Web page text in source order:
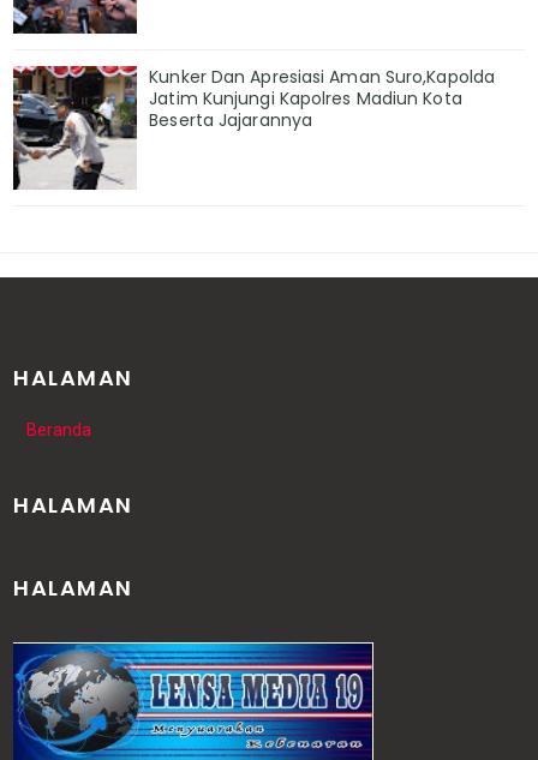
Kunker Dan Apresiasi Aman Suro,Kapolda
Jatim Kunjungi Kapolres Madiun Kota
Beserta Jajarannya
HALAMAN
Beranda
HALAMAN
HALAMAN